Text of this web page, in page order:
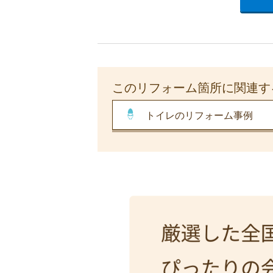
このリフォーム箇所に関連
トイレのリフォーム事例